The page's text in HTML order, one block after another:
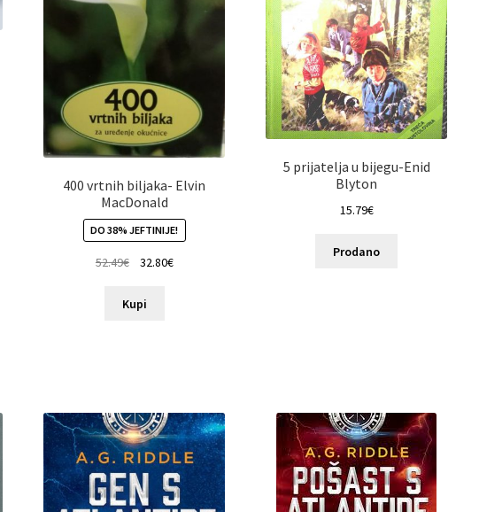
400 vrtnih biljaka- Elvin
MacDonald
DO 38% JEFTINIJE!
52.49€ 32.80€
Kupi
5 prijatelja u bijegu-Enid
Blyton
15.79€
Prodano